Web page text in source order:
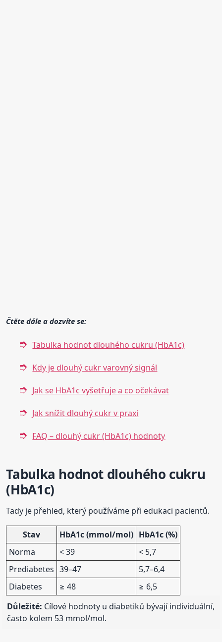
Čtěte dále a dozvíte se:
Tabulka hodnot dlouhého cukru (HbA1c)
Kdy je dlouhý cukr varovný signál
Jak se HbA1c vyšetřuje a co očekávat
Jak snížit dlouhý cukr v praxi
FAQ – dlouhý cukr (HbA1c) hodnoty
Tabulka hodnot dlouhého cukru
(HbA1c)
Tady je přehled, který používáme při edukaci pacientů.
Stav HbA1c (mmol/mol) HbA1c (%)
Norma
< 39
< 5,7
Prediabetes 39–47
5,7–6,4
Diabetes
≥ 48
≥ 6,5
Důležité: Cílové hodnoty u diabetiků bývají individuální,
často kolem 53 mmol/mol.